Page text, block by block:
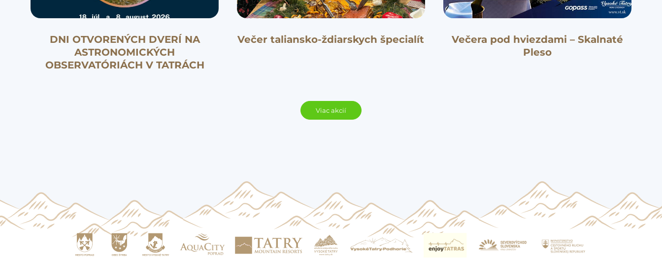
DNI OTVORENÝCH DVERÍ NA
ASTRONOMICKÝCH
OBSERVATÓRIÁCH V TATRÁCH
Večer taliansko-ždiarskych špecialít
Večera pod hviezdami – Skalnaté
Pleso
Viac akcií